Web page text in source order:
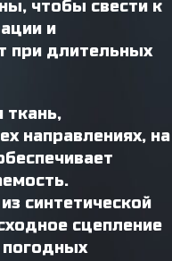
чтобы свести к
и
при длительных
ткань,
направлениях, на
синтетической
сцепление